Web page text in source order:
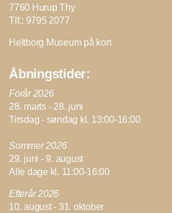
7760 Hurup Thy
Tlf.: 9795 2077
Heltborg Museum på kort
Åbningstider:
Forår 2026
28. marts - 28. juni
Tirsdag - søndag kl. 13:00-16:00
Sommer 2026
29. juni - 9. august
Alle dage kl. 11:00-16:00
Efterår 2026
10. august - 31. oktober